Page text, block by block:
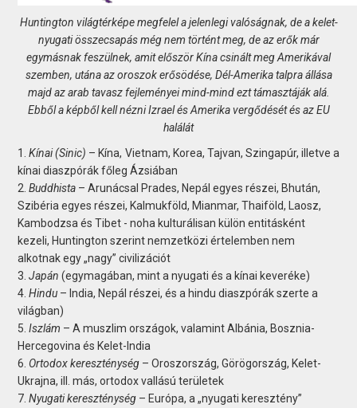
Huntington világtérképe megfelel a jelenlegi valóságnak, de a kelet-
nyugati összecsapás még nem történt meg, de az erők már
egymásnak feszülnek, amit először Kína csinált meg Amerikával
szemben, utána az oroszok erősödése, Dél-Amerika talpra állása
majd az arab tavasz fejleményei mind-mind ezt támasztáják alá.
Ebből a képből kell nézni Izrael és Amerika vergődését és az EU
halálát
1. Kínai (Sinic) – Kína, Vietnam, Korea, Tajvan, Szingapúr, illetve a
kínai diaszpórák főleg Ázsiában
2.Buddhista – Arunácsal Prades, Nepál egyes részei, Bhután,
Szibéria egyes részei, Kalmukföld, Mianmar, Thaiföld, Laosz,
Kambodzsa és Tibet - noha kulturálisan külön entitásként
kezeli, Huntington szerint nemzetközi értelemben nem
alkotnak egy „nagy” civilizációt
3.Japán (egymagában, mint a nyugati és a kínai keveréke)
4. Hindu – India, Nepál részei, és a hindu diaszpórák szerte a
világban)
5. Iszlám – A muszlim országok, valamint Albánia, Bosznia-
Hercegovina és Kelet-India
6. Ortodox kereszténység – Oroszország, Görögország, Kelet-
Ukrajna, ill. más, ortodox vallású területek
7.Nyugati kereszténység – Európa, a „nyugati keresztény”